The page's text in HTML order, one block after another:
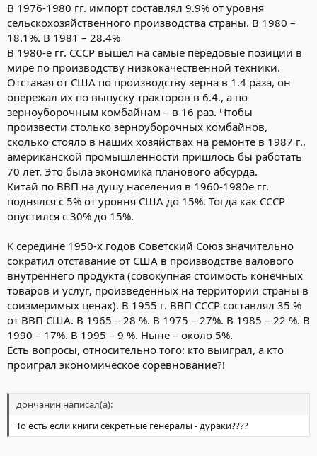
В 1976-1980 гг. импорт составлял 9.9% от уровня
сельскохозяйственного производства страны. В 1980 –
18.1%. В 1981 – 28.4%
В 1980-е гг. СССР вышел на самые передовые позиции в
мире по производству низкокачественной техники.
Отставая от США по производству зерна в 1.4 раза, он
опережал их по выпуску тракторов в 6.4., а по
зерноуборочным комбайнам – в 16 раз. Чтобы
произвести столько зерноуборочных комбайнов,
сколько стояло в наших хозяйствах на ремонте в 1987 г.,
американской промышленности пришлось бы работать
70 лет. Это была экономика планового абсурда.
Китай по ВВП на душу населения в 1960-1980е гг.
поднялся с 5% от уровня США до 15%. Тогда как СССР
опустился с 30% до 15%.
К середине 1950-х годов Советский Союз значительно
сократил отставание от США в производстве валового
внутреннего продукта (совокупная стоимость конечных
товаров и услуг, произведенных на территории страны в
соизмеримых ценах). В 1955 г. ВВП СССР составлял 35 %
от ВВП США. В 1965 – 28 %. В 1975 – 27%. В 1985 – 22 %. В
1990 – 17%. В 1995 – 9 %. Ныне – около 5%.
Есть вопросы, относительно того: кто выиграл, а кто
проиграл экономическое соревнование?!
дончанин написал(а):
То есть если книги секретные генералы - дураки????